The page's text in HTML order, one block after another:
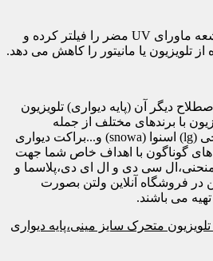
محاظ صفحه نمایش ولتن اشعه ماورای UV مضر را فیلتر کرده و
تلویزیون یا مانیتور را کاهش می دهد.
دیگر آن (پایه دیواری) تلویزیون
با برندهای مختلف از جمله
سامسونگ (samsung) و ال جی (lg) اسنوا (snowa) و...براکت دیواری
های گوناگون با اهداف خاص شما جهت
سی دی و ال ای دی،پلاسما و
در فروشگاه آنلاین ولتن بصورت
می باشند.
متحرک سایز مینی،پایه دیواری